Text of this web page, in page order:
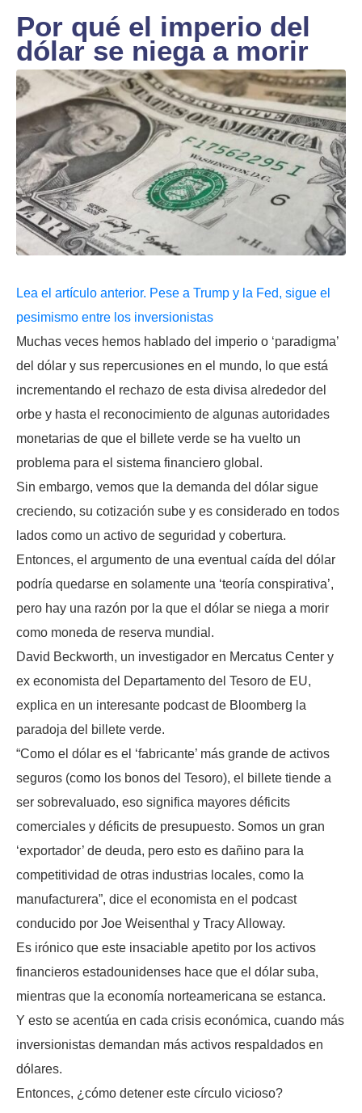
Por qué el imperio del
dólar se niega a morir
Lea el artículo anterior. Pese a Trump y la Fed, sigue el
pesimismo entre los inversionistas
Muchas veces hemos hablado del imperio o ‘paradigma’
del dólar y sus repercusiones en el mundo, lo que está
incrementando el rechazo de esta divisa alrededor del
orbe y hasta el reconocimiento de algunas autoridades
monetarias de que el billete verde se ha vuelto un
problema para el sistema financiero global.
Sin embargo, vemos que la demanda del dólar sigue
creciendo, su cotización sube y es considerado en todos
lados como un activo de seguridad y cobertura.
Entonces, el argumento de una eventual caída del dólar
podría quedarse en solamente una ‘teoría conspirativa’,
pero hay una razón por la que el dólar se niega a morir
como moneda de reserva mundial.
David Beckworth, un investigador en Mercatus Center y
ex economista del Departamento del Tesoro de EU,
explica en un interesante podcast de Bloomberg la
paradoja del billete verde.
“Como el dólar es el ‘fabricante’ más grande de activos
seguros (como los bonos del Tesoro), el billete tiende a
ser sobrevaluado, eso significa mayores déficits
comerciales y déficits de presupuesto. Somos un gran
‘exportador’ de deuda, pero esto es dañino para la
competitividad de otras industrias locales, como la
manufacturera”, dice el economista en el podcast
conducido por Joe Weisenthal y Tracy Alloway.
Es irónico que este insaciable apetito por los activos
financieros estadounidenses hace que el dólar suba,
mientras que la economía norteamericana se estanca.
Y esto se acentúa en cada crisis económica, cuando más
inversionistas demandan más activos respaldados en
dólares.
Entonces, ¿cómo detener este círculo vicioso?